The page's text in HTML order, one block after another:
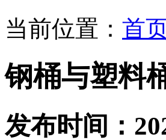
当前位置： 首
钢桶与塑料
发布时间：